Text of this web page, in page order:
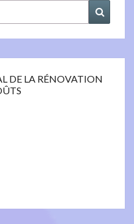
DE LA RÉNOVATION